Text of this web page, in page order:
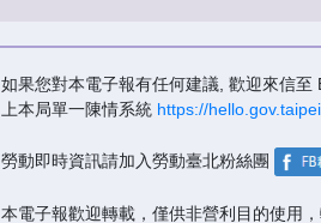
如果您對本電子報有任何建議, 歡迎來信至
上本局單一陳情系統 https://
勞動即時資訊請加入勞動臺北粉絲團
本電子報歡迎轉載，僅供非營利目的使用